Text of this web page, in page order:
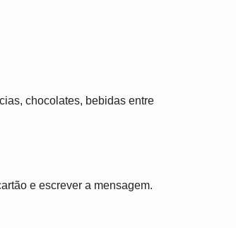
chocolates, bebidas entre
e escrever a mensagem.